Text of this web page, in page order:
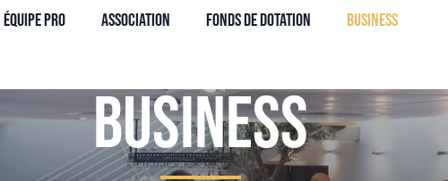
Équipe Pro Association Fonds de dotation Business
Business